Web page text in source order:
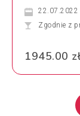
22.07.2022
Zgodnie z
1945.00